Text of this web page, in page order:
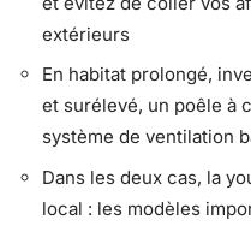
extérieurs
En habitat prolongé,
et surélevé, un poêle à
système de ventilation
Dans les deux cas, la
local : les modèles